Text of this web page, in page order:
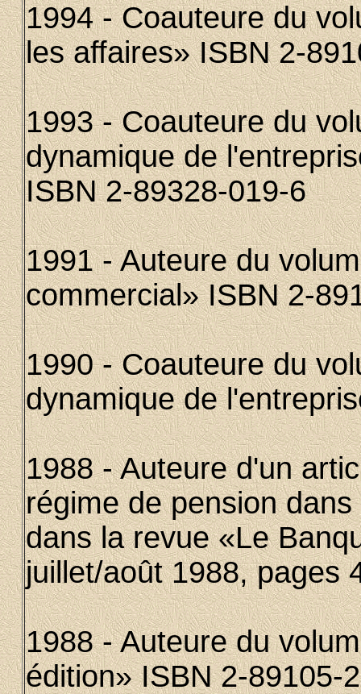
1994 - Coauteure du
les affaires» ISBN 2-
1993 - Coauteure du
dynamique de
ISBN 2-89328-019-6
1991 - Auteure du
commercial» ISBN 2-
1990 - Coauteure du
dynamique de
1988 - Auteure d'un
régime de pension
dans la revue «Le
juillet/août 1988, pages
1988 - Auteure du
édition» ISBN 2-89105-